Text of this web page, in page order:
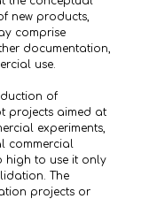
new products,
comprise
documentation,
use.
of
projects aimed at
experiments,
commercial
high to use it only
The
projects or